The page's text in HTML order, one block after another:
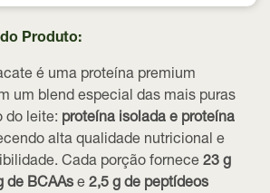
Produto:
é uma proteína premium
um blend especial das mais puras
do leite: proteína isolada e proteína
alta qualidade nutricional e
Cada porção fornece 23 g
de BCAAs e 2,5 g de peptídeos